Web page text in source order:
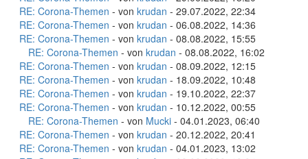
RE: Corona-Themen - von krudan - 29.07.2022, 22:34
RE: Corona-Themen - von krudan - 06.08.2022, 14:36
RE: Corona-Themen - von krudan - 08.08.2022, 15:55
RE: Corona-Themen - von krudan - 08.08.2022, 16:02
RE: Corona-Themen - von krudan - 08.09.2022, 12:15
RE: Corona-Themen - von krudan - 18.09.2022, 10:48
RE: Corona-Themen - von krudan - 19.10.2022, 22:37
RE: Corona-Themen - von krudan - 10.12.2022, 00:55
RE: Corona-Themen - von Mucki - 04.01.2023, 06:40
RE: Corona-Themen - von krudan - 20.12.2022, 20:41
RE: Corona-Themen - von krudan - 04.01.2023, 13:02